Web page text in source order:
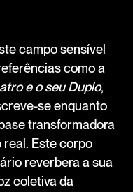
campo sensível
como a
e o seu Duplo,
se enquanto
transformadora
real. Este corpo
reverbera a sua
coletiva da